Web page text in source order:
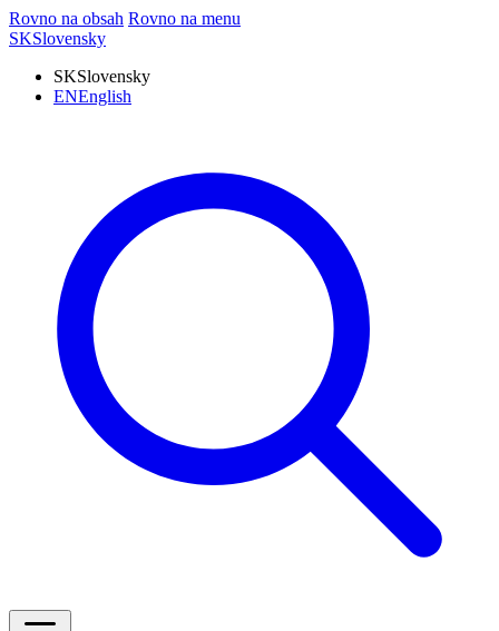
Rovno na obsah Rovno na menu
SKSlovensky
SKSlovensky
ENEnglish